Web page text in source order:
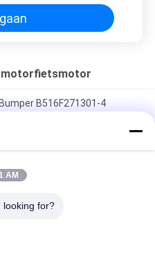
motorfietsmotor
B516F271301-4
motor onderdelen
prestaties
9 China Leveranciers
AM
looking for?